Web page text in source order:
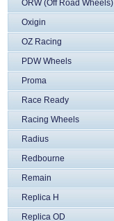
ORW (Off Road Wheels)
Oxigin
OZ Racing
PDW Wheels
Proma
Race Ready
Racing Wheels
Radius
Redbourne
Remain
Replica H
Replica OD